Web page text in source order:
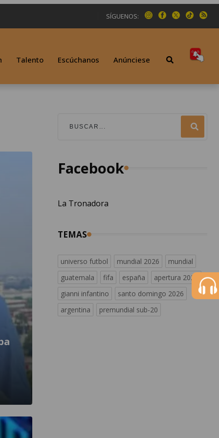
SÍGUENOS:
Talento Escúchanos Anúnciese
Facebook
La Tronadora
TEMAS
universo futbol mundial 2026
mundial
guatemala
fifa españa
apertura 2026
gianni infantino
santo domingo 2026
argentina
premundial sub-20